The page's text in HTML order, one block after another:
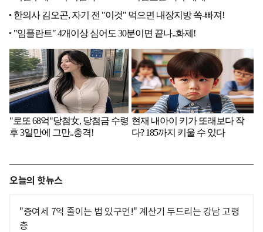
오늘의 핫뉴스
"증여세 7억 줄이는 법 있구먼!" 계산기 두드리는 강남 고령
층